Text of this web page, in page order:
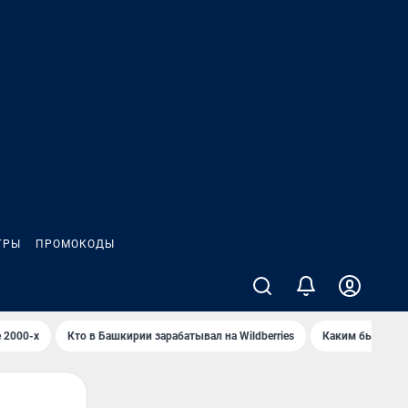
ПРОМОКОДЫ
2000-х Кто в Башкирии зарабатывал на Wildberries Каким было